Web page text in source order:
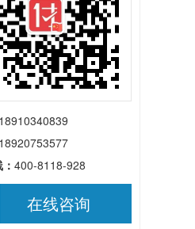
18910340839
18920753577
400-8118-928
在线咨询